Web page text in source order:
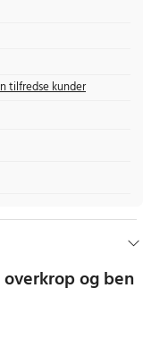
tilfredse kunder
og ben